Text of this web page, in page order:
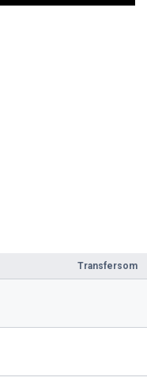
Transfersom